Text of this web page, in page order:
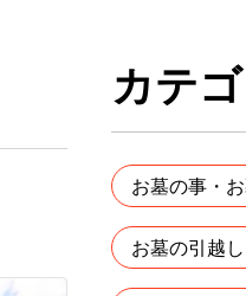
カテ
お墓の事・
お墓の引越